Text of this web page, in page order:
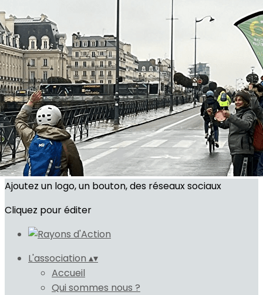
Exporter les lignes sélectionnées
Exporter toutes les colonnes
Exporter uniquement les colonnes affichées
Menu
<
>
Commissions thématiques
Antennes dans les communes
Groupes de quartiers rennais
Ajoutez un logo, un bouton, des réseaux sociaux
Cliquez pour éditer
L'association ▴▾
Accueil
Qui sommes nous ?